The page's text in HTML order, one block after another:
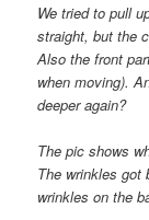
We tried to pull
straight, but the
Also the front
when moving).
deeper again?
The pic shows
The wrinkles
wrinkles on the